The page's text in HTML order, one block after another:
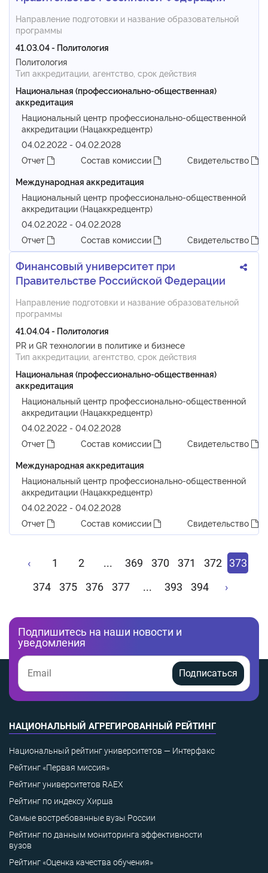
Направление подготовки и название образовательной
программы
41.03.04 - Политология
Политология
Тип аккредитации, агентство, срок действия
Национальная (профессионально-общественная)
аккредитация
Национальный центр профессионально-общественной
аккредитации (Нацаккредцентр)
04.02.2022 - 04.02.2028
Отчет
Состав комиссии
Свидетельство
Международная аккредитация
Национальный центр профессионально-общественной
аккредитации (Нацаккредцентр)
04.02.2022 - 04.02.2028
Отчет
Состав комиссии Свидетельство
Финансовый университет при
Правительстве Российской Федерации
Направление подготовки и название образовательной
программы
41.04.04 - Политология
PR и GR технологии в политике и бизнесе
Тип аккредитации, агентство, срок действия
Национальная (профессионально-общественная)
аккредитация
Национальный центр профессионально-общественной
аккредитации (Нацаккредцентр)
04.02.2022 - 04.02.2028
Отчет
Состав комиссии
Свидетельство
Международная аккредитация
Национальный центр профессионально-общественной
аккредитации (Нацаккредцентр)
04.02.2022 - 04.02.2028
Отчет
Состав комиссии Свидетельство
‹ 1 2 ... 369 370 371 372
373
374
375 376 377 ... 393 394 ›
Подпишитесь на наши новости и
уведомления
Подписаться
НАЦИОНАЛЬНЫЙ АГРЕГИРОВАННЫЙ РЕЙТИНГ
Национальный рейтинг университетов — Интерфакс
Рейтинг «Первая миссия»
Рейтинг университетов RAEX
Рейтинг по индексу Хирша
Самые востребованные вузы России
Рейтинг по данным мониторинга эффективности
вузов
Рейтинг «Оценка качества обучения»